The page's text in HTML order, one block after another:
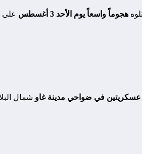
هجوماً واسعاً يوم الأحد 3 أغسطس على
عسكريتين في ضواحي مدينة غاو شمال